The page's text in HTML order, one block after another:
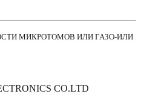
МИКРОТОМОВ ИЛИ ГАЗО-ИЛИ
CO.LTD